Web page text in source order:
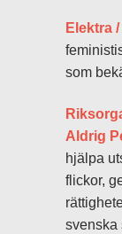
Elektra
som
Aldrig
hjälpa
flickor,
svenska